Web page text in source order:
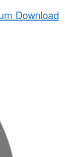
Download